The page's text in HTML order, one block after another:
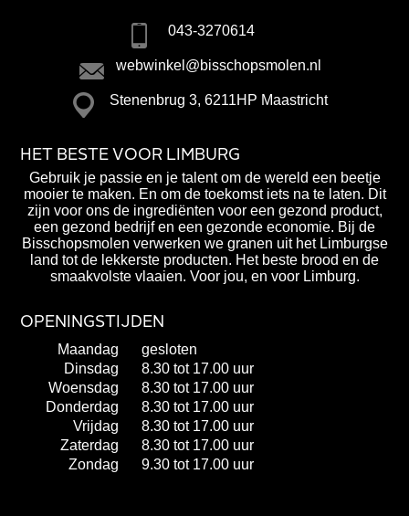
043-3270614
webwinkel@bisschopsmolen.nl
Stenenbrug 3, 6211HP Maastricht
HET BESTE VOOR LIMBURG
Gebruik je passie en je talent om de wereld een beetje
mooier te maken. En om de toekomst iets na te laten. Dit
zijn voor ons de ingrediënten voor een gezond product,
een gezond bedrijf en een gezonde economie. Bij de
Bisschopsmolen verwerken we granen uit het Limburgse
land tot de lekkerste producten. Het beste brood en de
smaakvolste vlaaien. Voor jou, en voor Limburg.
OPENINGSTIJDEN
Maandag
gesloten
Dinsdag
8.30 tot 17.00 uur
Woensdag
8.30 tot 17.00 uur
Donderdag
8.30 tot 17.00 uur
Vrijdag
8.30 tot 17.00 uur
Zaterdag
8.30 tot 17.00 uur
Zondag
9.30 tot 17.00 uur